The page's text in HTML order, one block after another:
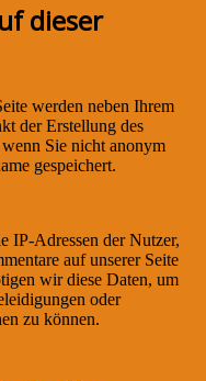
dieser
werden neben Ihrem
der Erstellung des
Sie nicht anonym
gespeichert.
IP-Adressen der Nutzer,
auf unserer Seite
wir diese Daten, um
oder
zu können.